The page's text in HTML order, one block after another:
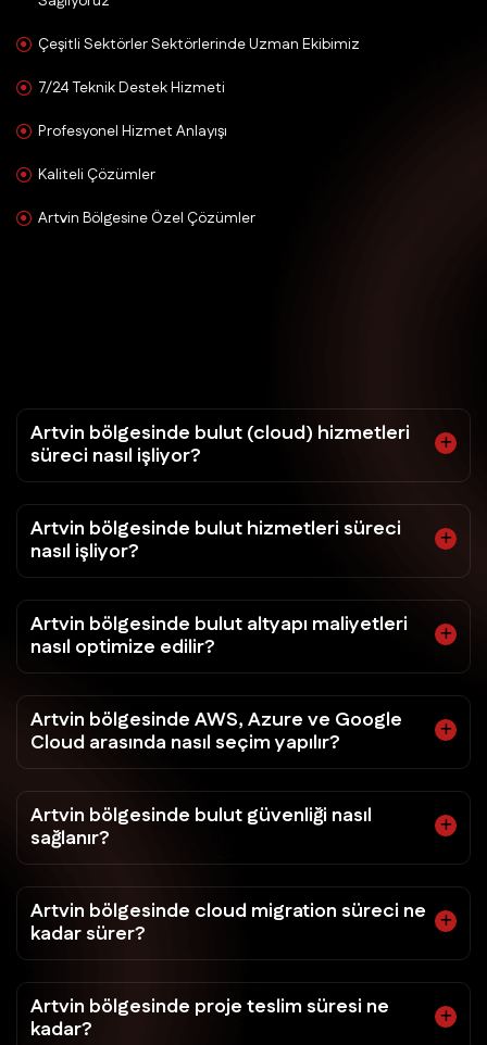
Çeşitli Sektörler Sektörlerinde Uzman Ekibimiz
7/24 Teknik Destek Hizmeti
Profesyonel Hizmet Anlayışı
Kaliteli Çözümler
Artvin Bölgesine Özel Çözümler
Artvin bölgesinde bulut (cloud) hizmetleri
süreci nasıl işliyor?
Artvin bölgesinde bulut hizmetleri süreci
nasıl işliyor?
Artvin bölgesinde bulut altyapı maliyetleri
nasıl optimize edilir?
Artvin bölgesinde AWS, Azure ve Google
Cloud arasında nasıl seçim yapılır?
Artvin bölgesinde bulut güvenliği nasıl
sağlanır?
Artvin bölgesinde cloud migration süreci ne
kadar sürer?
Artvin bölgesinde proje teslim süresi ne
kadar?